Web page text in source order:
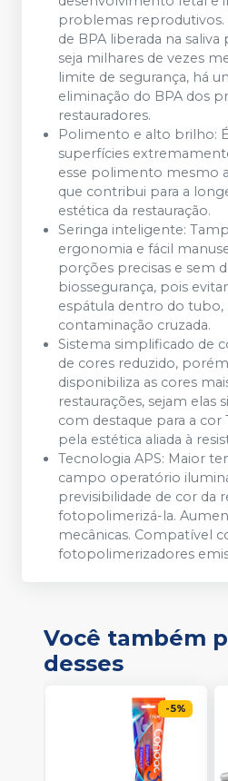
problemas reprodutivos.
de BPA liberada na
seja milhares de vezes
limite de segurança, há
eliminação do BPA dos
restauradores.
Polimento e alto brilho:
superfícies
esse polimento mesmo
que contribui para a
estética da restauração.
Seringa inteligente:
ergonomia e fácil
porções precisas e sem
biossegurança, pois
espátula dentro do tubo,
contaminação cruzada.
Sistema simplificado de
de cores reduzido,
disponibiliza as cores
restaurações, sejam elas
com destaque para a cor
pela estética aliada à
Tecnologia APS: Maior
campo operatório
previsibilidade de cor da
fotopolimerizá-la.
mecânicas. Compatível
fotopolimerizadores
Você também
desses
-5%